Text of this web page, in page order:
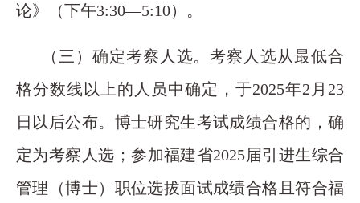
论》（下午3:30—5:10）。
（三）确定考察人选。考察人选从最低合
格分数线以上的人员中确定，于2025年2月23
日以后公布。博士研究生考试成绩合格的，确
定为考察人选；参加福建省2025届引进生综合
管理（博士）职位选拔面试成绩合格且符合福